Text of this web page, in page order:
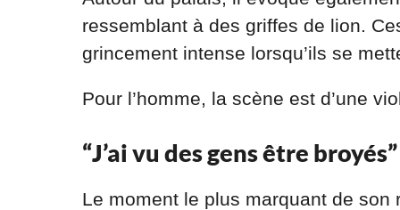
ressemblant à des griffes de lion.
grincement intense lorsqu’ils se
Pour l’homme, la scène est d’une
“J’ai vu des gens être broyés”
Le moment le plus marquant de son